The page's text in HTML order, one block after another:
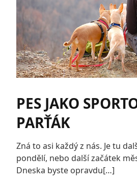
PES JAKO
PARŤÁK
Zná to asi každý z nás. Je tu
pondělí, nebo další začátek
Dneska byste opravdu[…]